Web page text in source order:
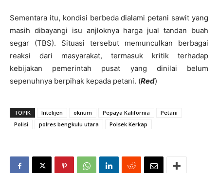
Sementara itu, kondisi berbeda dialami petani sawit yang
masih dibayangi isu anjloknya harga jual tandan buah
segar (TBS). Situasi tersebut memunculkan berbagai
reaksi dari masyarakat, termasuk kritik terhadap
kebijakan pemerintah pusat yang dinilai belum
sepenuhnya berpihak kepada petani. (Red)
TOPIK Intelijen oknum Pepaya Kalifornia
Petani
Polisi
polres bengkulu utara Polsek Kerkap